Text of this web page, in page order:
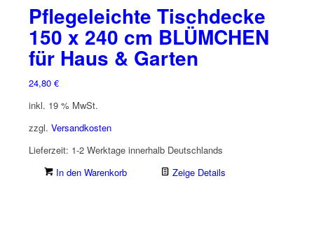
Pflegeleichte Tischdecke
150 x 240 cm BLÜMCHEN
für Haus & Garten
24,80 €
inkl. 19 % MwSt.
zzgl. Versandkosten
Lieferzeit: 1-2 Werktage innerhalb Deutschlands
In den Warenkorb
Zeige Details